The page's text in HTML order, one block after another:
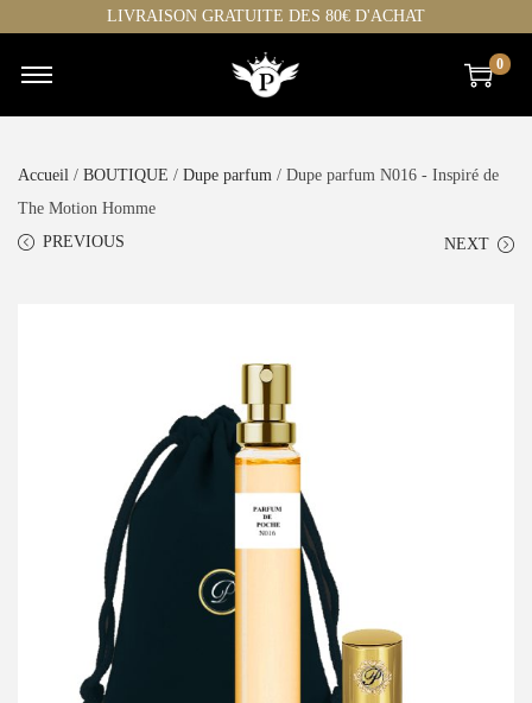
LIVRAISON GRATUITE DES 80€ D'ACHAT
0
Accueil / BOUTIQUE / Dupe parfum / Dupe parfum N016 - Inspiré de
The Motion Homme
PREVIOUS
NEXT